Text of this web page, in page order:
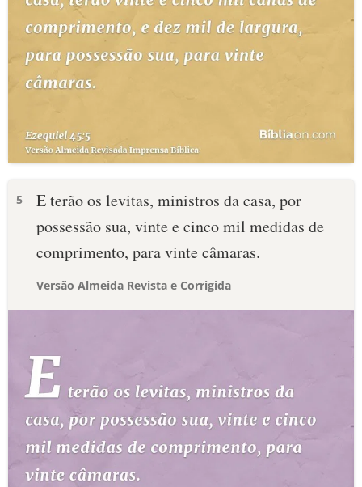
5
E terão os levitas, ministros da casa, por
possessão sua, vinte e cinco mil medidas de
comprimento, para vinte câmaras.
Versão Almeida Revista e Corrigida